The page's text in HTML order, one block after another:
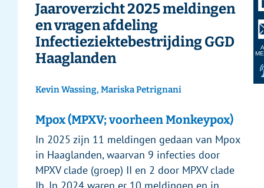
Jaaroverzicht 2025 meldingen
en vragen afdeling
Infectieziektebestrijding GGD
Haaglanden
Kevin Wassing, Mariska Petrignani
Mpox (MPXV; voorheen Monkeypox)
In 2025 zijn 11 meldingen gedaan van Mpox
in Haaglanden, waarvan 9 infecties door
MPXV clade (groep) II en 2 door MPXV clade